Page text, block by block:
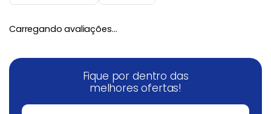
Carregando avaliações…
Fique por dentro das
melhores ofertas!